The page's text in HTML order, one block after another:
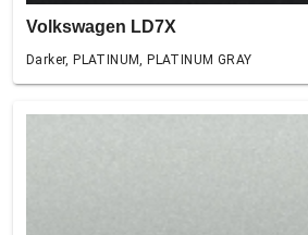
Volkswagen LD7X
Darker, PLATINUM, PLATINUM GRAY